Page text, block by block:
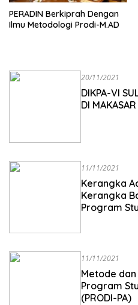
PERADIN Berkiprah Dengan
Ilmu Metodologi Prodi-M.AD
20/11/2021
DIKPA-VI
DI
11/11/2021
Kerangka
Kerangka
Program
11/11/2021
Metode
Program
(PRODI-PA)